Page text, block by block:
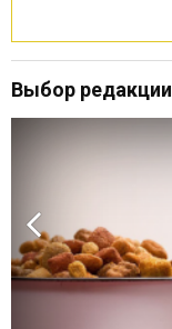
Выбор редакции